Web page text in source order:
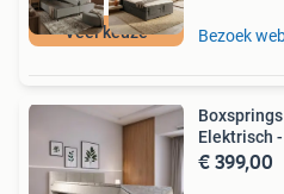
Veel keuze Bezoek
Elektrisch
€ 399,00